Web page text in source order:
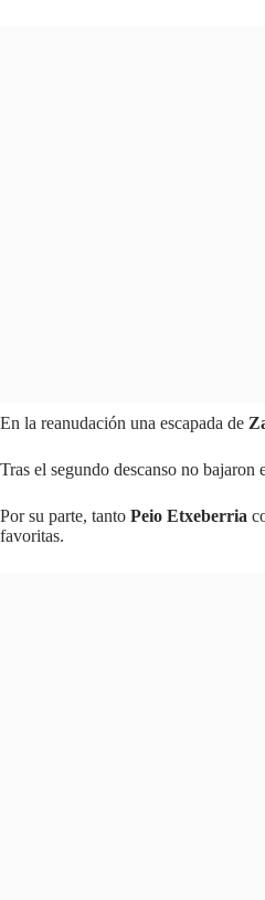
En la reanudación una escapada de
Tras el segundo descanso no
Por su parte, tanto Peio Etxeberria
favoritas.